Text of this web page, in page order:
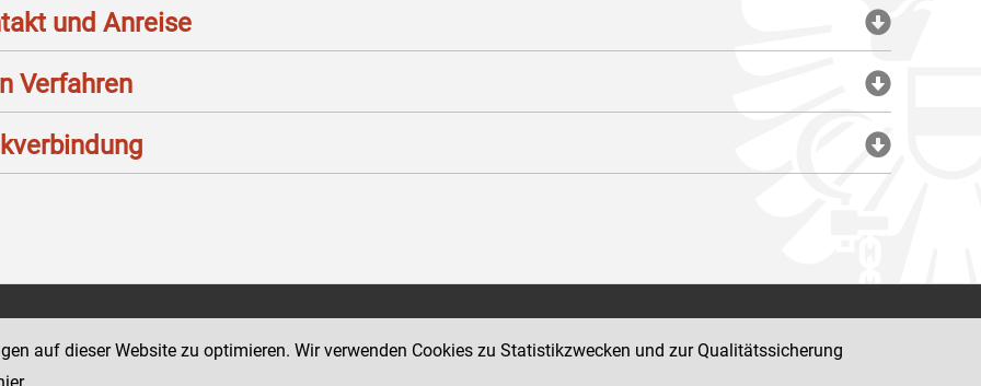
und Anreise
Verfahren
11
der Justiz und des BMJ
Impressum
auf dieser Website zu optimieren. Wir verwenden Cookies zu Statistikzwecken und zur Qualitätssicherung